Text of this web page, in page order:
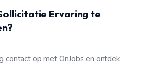
Ervaring te
contact op met OnJobs en ontdek